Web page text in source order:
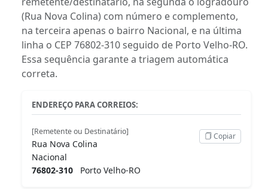
(Rua Nova Colina) com número e complemento,
na terceira apenas o bairro Nacional, e na última
linha o CEP 76802-310 seguido de Porto Velho-RO.
Essa sequência garante a triagem automática
correta.
ENDEREÇO PARA CORREIOS:
[Remetente ou Destinatário]
Rua Nova Colina
Nacional
76802-310 Porto Velho-RO
Copiar